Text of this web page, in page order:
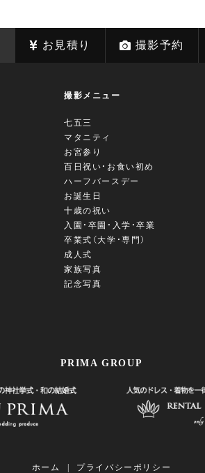
お見積り 撮影予約
撮影メニュー
七五三
マタニティ
お宮参り
百日祝い・お食い初め
ハーフバースデー
お誕生日
十歳の祝い
入園・卒園・入学・卒業
卒業式（大学・専門）
成人式
家族写真
記念写真
PRIMA GROUP
ホーム プライバシーポリシー